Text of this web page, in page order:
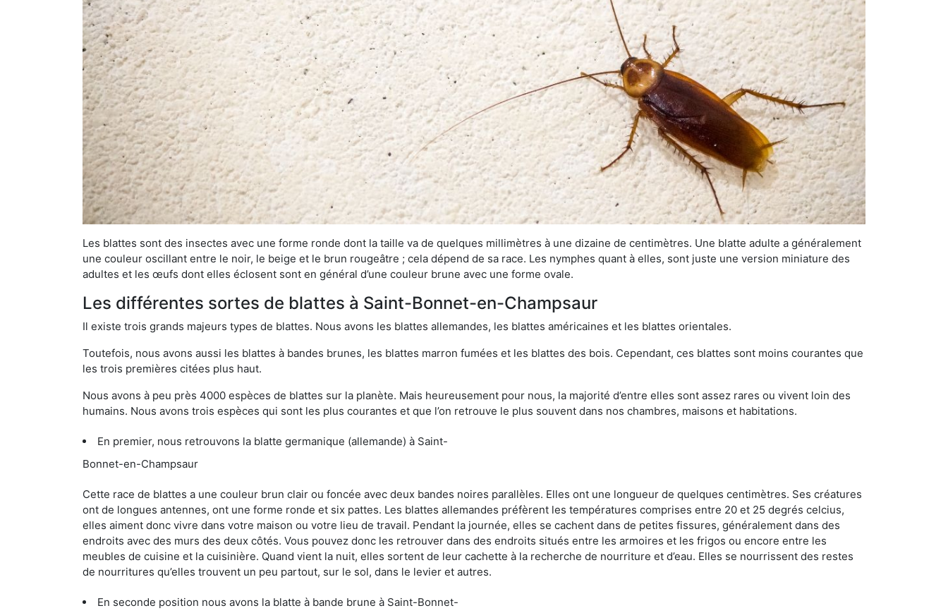
Les blattes sont des insectes avec une forme ronde dont la taille va de quelques millimètres à une dizaine de centimètres. Une blatte adulte a généralement
une couleur oscillant entre le noir, le beige et le brun rougeâtre ; cela dépend de sa race. Les nymphes quant à elles, sont juste une version miniature des
adultes et les œufs dont elles éclosent sont en général d’une couleur brune avec une forme ovale.
Les différentes sortes de blattes à Saint-Bonnet-en-Champsaur
Il existe trois grands majeurs types de blattes. Nous avons les blattes allemandes, les blattes américaines et les blattes orientales.
Toutefois, nous avons aussi les blattes à bandes brunes, les blattes marron fumées et les blattes des bois. Cependant, ces blattes sont moins courantes que
les trois premières citées plus haut.
Nous avons à peu près 4000 espèces de blattes sur la planète. Mais heureusement pour nous, la majorité d’entre elles sont assez rares ou vivent loin des
humains. Nous avons trois espèces qui sont les plus courantes et que l’on retrouve le plus souvent dans nos chambres, maisons et habitations.
En premier, nous retrouvons la blatte germanique (allemande) à Saint-
Bonnet-en-Champsaur
Cette race de blattes a une couleur brun clair ou foncée avec deux bandes noires parallèles. Elles ont une longueur de quelques centimètres. Ses créatures
ont de longues antennes, ont une forme ronde et six pattes. Les blattes allemandes préfèrent les températures comprises entre 20 et 25 degrés celcius,
elles aiment donc vivre dans votre maison ou votre lieu de travail. Pendant la journée, elles se cachent dans de petites fissures, généralement dans des
endroits avec des murs des deux côtés. Vous pouvez donc les retrouver dans des endroits situés entre les armoires et les frigos ou encore entre les
meubles de cuisine et la cuisinière. Quand vient la nuit, elles sortent de leur cachette à la recherche de nourriture et d’eau. Elles se nourrissent des restes
de nourritures qu’elles trouvent un peu partout, sur le sol, dans le levier et autres.
En seconde position nous avons la blatte à bande brune à Saint-Bonnet-